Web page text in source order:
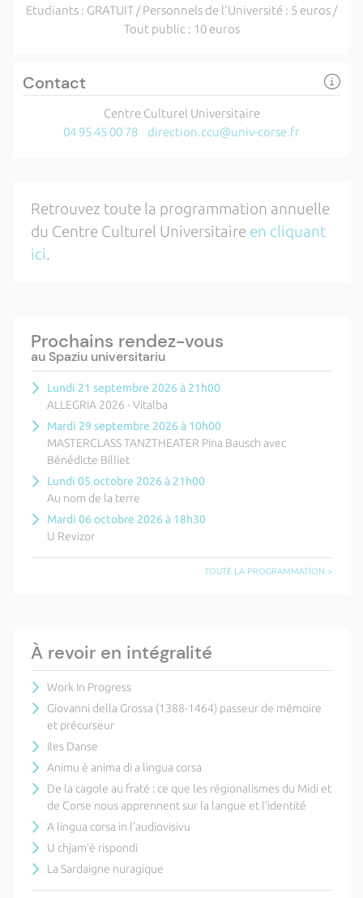
Etudiants : GRATUIT / Personnels de l'Université : 5 euros /
Tout public : 10 euros
Contact
Centre Culturel Universitaire
04 95 45 00 78
direction.ccu@univ-corse.fr
Retrouvez toute la programmation annuelle
du Centre Culturel Universitaire en cliquant
ici.
Prochains rendez-vous
au Spaziu universitariu
Lundi 21 septembre 2026 à 21h00
ALLEGRIA 2026 - Vitalba
Mardi 29 septembre 2026 à 10h00
MASTERCLASS TANZTHEATER Pina Bausch avec
Bénédicte Billiet
Lundi 05 octobre 2026 à 21h00
Au nom de la terre
Mardi 06 octobre 2026 à 18h30
U Revizor
TOUTE LA PROGRAMMATION >
À revoir en intégralité
Work In Progress
Giovanni della Grossa (1388-1464) passeur de mémoire
et précurseur
Iles Danse
Animu è anima di a lingua corsa
De la cagole au fraté : ce que les régionalismes du Midi et
de Corse nous apprennent sur la langue et l’identité
A lingua corsa in l’audiovisivu
U chjam’è rispondi
La Sardaigne nuragique